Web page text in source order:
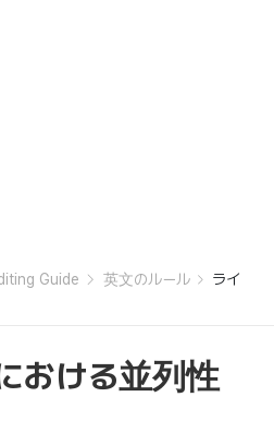
Guide 英文のルール
ライ
おける並列性